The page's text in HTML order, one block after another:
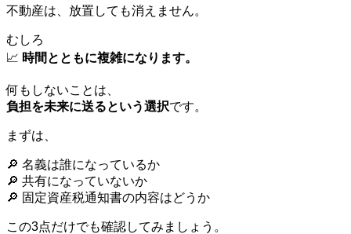
不動産は、放置しても消えません。
むしろ
📈 時間とともに複雑になります。
何もしないことは、
負担を未来に送るという選択です。
まずは、
🔎 名義は誰になっているか
🔎 共有になっていないか
🔎 固定資産税通知書の内容はどうか
この3点だけでも確認してみましょう。